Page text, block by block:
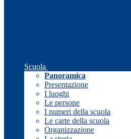
Scuola
Panoramica
Presentazione
I luoghi
Le persone
I numeri della scuola
Le carte della scuola
Organizzazione